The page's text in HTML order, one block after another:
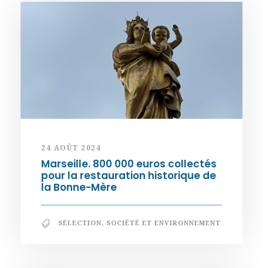
24 AOÛT 2024
Marseille. 800 000 euros collectés
pour la restauration historique de
la Bonne-Mère
SÉLECTION, SOCIÉTÉ ET ENVIRONNEMENT